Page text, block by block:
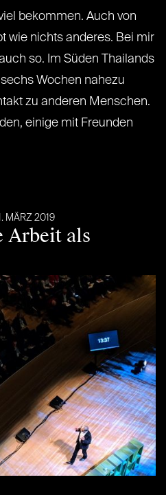
bekommen. Auch von
wie nichts anderes. Bei mir
so. Im Süden Thailands
Wochen nahezu
zu anderen Menschen.
einige mit Freunden
MÄRZ 2019
Arbeit als